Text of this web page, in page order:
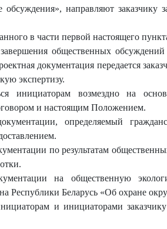
направляют заказчику
в части первой настоящего
общественных
документация передается
экспертизу.
инициаторам возмездно на
и настоящим Положением.
определяемый
по результатам
на общественную
Республики Беларусь «Об охране
и инициаторами